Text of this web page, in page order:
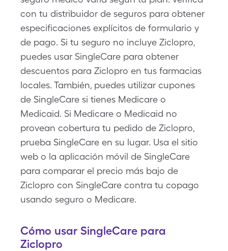
con tu distribuidor de seguros para obtener
especificaciones explícitos de formulario y
de pago. Si tu seguro no incluye Ziclopro,
puedes usar SingleCare para obtener
descuentos para Ziclopro en tus farmacias
locales. También, puedes utilizar cupones
de SingleCare si tienes Medicare o
Medicaid. Si Medicare o Medicaid no
provean cobertura tu pedido de Ziclopro,
prueba SingleCare en su lugar. Usa el sitio
web o la aplicación móvil de SingleCare
para comparar el precio más bajo de
Ziclopro con SingleCare contra tu copago
usando seguro o Medicare.
Cómo usar SingleCare para
Ziclopro